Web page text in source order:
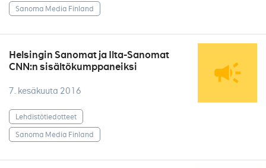
Sanoma Media Finland
Helsingin Sanomat ja Ilta-Sanomat
CNN:n sisältökumppaneiksi
7. kesäkuuta 2016
Lehdistötiedotteet
Sanoma Media Finland